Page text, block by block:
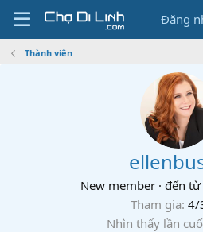
Đăng
Thành viên
New member · đến từ
Tham gia 4/
Nhìn thấy lần